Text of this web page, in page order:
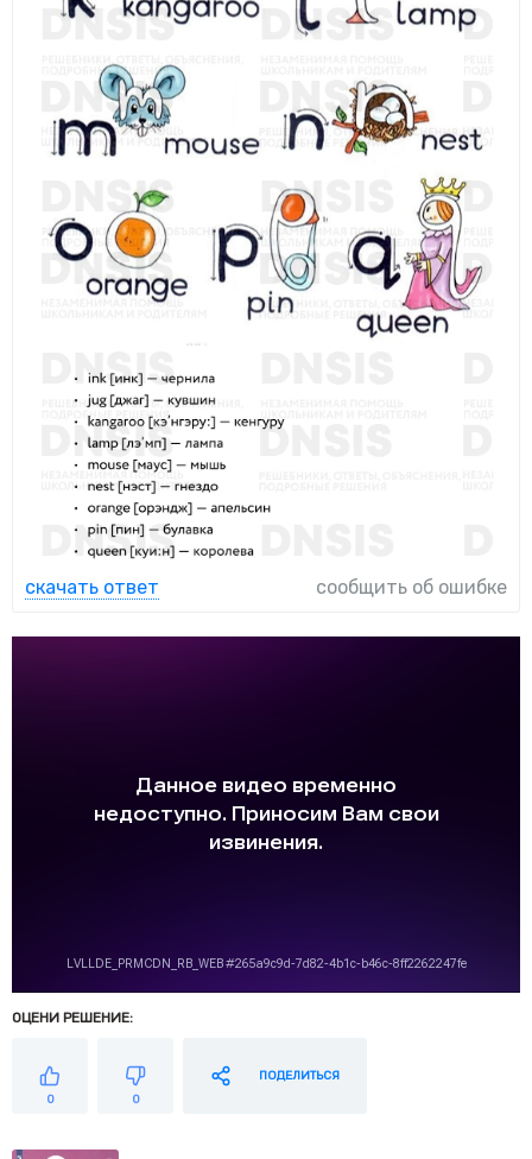
скачать ответ сообщить об ошибке
ОЦЕНИ РЕШЕНИЕ:
0 0
ПОДЕЛИТЬСЯ